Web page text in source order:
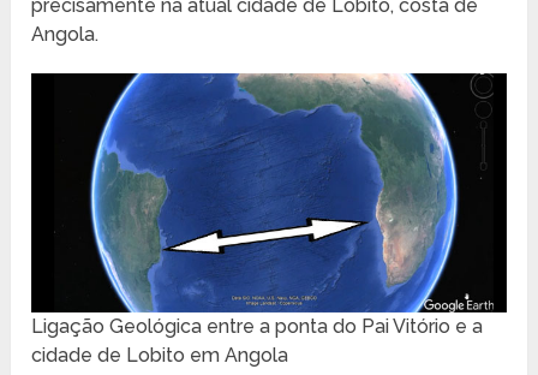
precisamente na atual cidade de Lobito, costa de
Angola.
Ligação Geológica entre a ponta do Pai Vitório e a
cidade de Lobito em Angola